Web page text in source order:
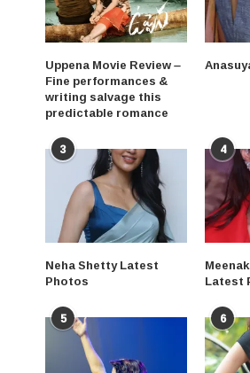
Uppena Movie Review –
Fine performances &
writing salvage this
predictable romance
3
Neha Shetty Latest
Photos
4
Latest
5 6